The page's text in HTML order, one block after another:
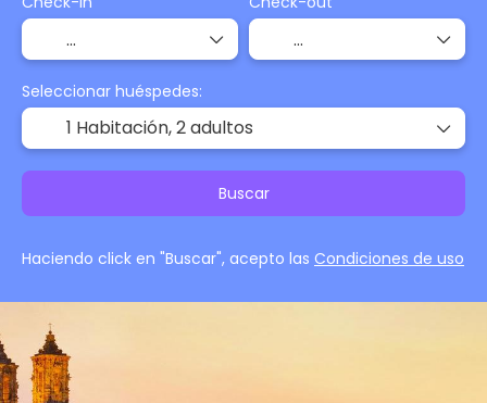
Seleccionar huéspedes:
1 Habitación,2 adultos
Buscar
Haciendo click en "Buscar", acepto las Condiciones de uso